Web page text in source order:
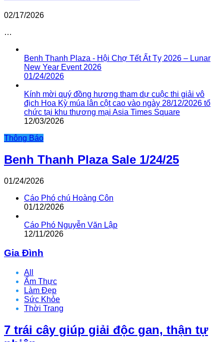
02/17/2026
…
Benh Thanh Plaza - Hội Chợ Tết Ất Tỵ 2026 – Lunar
New Year Event 2026
01/24/2026
Kính mời quý đồng hương tham dự cuộc thi giải vô
địch Hoa Kỳ múa lân cột cao vào ngày 28/12/2026 tổ
chức tại khu thương mại Asia Times Square
12/03/2026
Thông Báo
Benh Thanh Plaza Sale 1/24/25
01/24/2026
Cáo Phó chú Hoàng Côn
01/12/2026
Cáo Phó Nguyễn Văn Lập
12/11/2026
Gia Đình
All
Ẩm Thực
Làm Đẹp
Sức Khỏe
Thời Trang
7 trái cây giúp giải độc gan, thận tự